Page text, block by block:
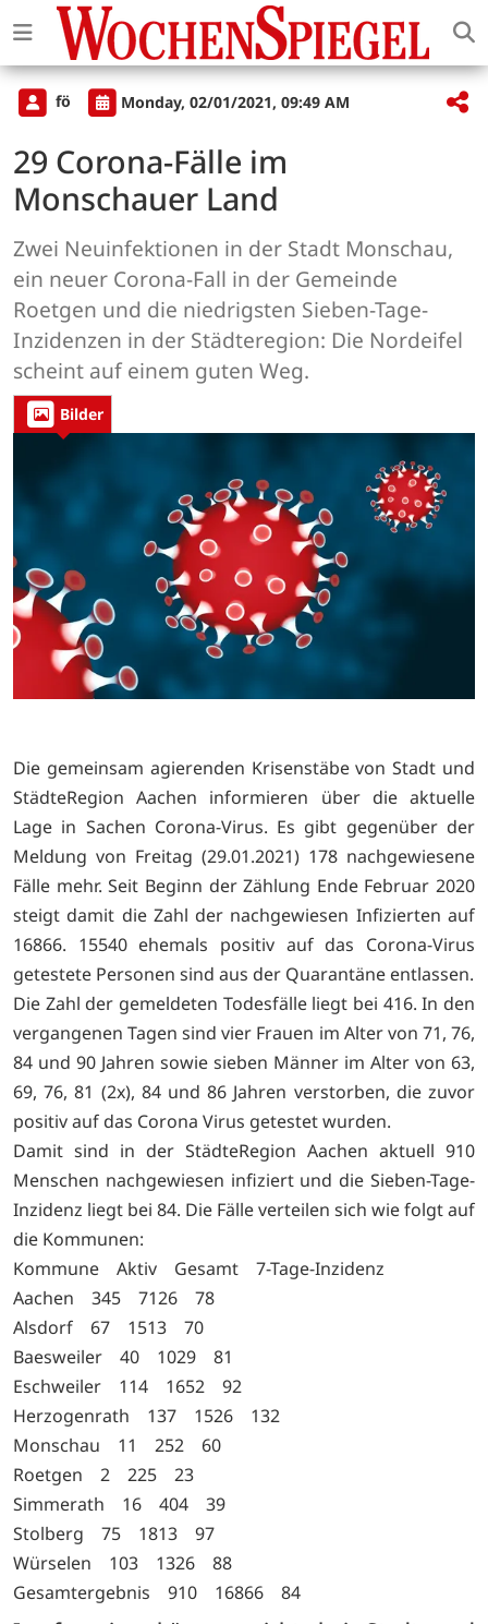
fö Monday, 02/01/2021, 09:49 AM
29 Corona-Fälle im
Monschauer Land
Zwei Neuinfektionen in der Stadt Monschau,
ein neuer Corona-Fall in der Gemeinde
Roetgen und die niedrigsten Sieben-Tage-
Inzidenzen in der Städteregion: Die Nordeifel
scheint auf einem guten Weg.
Bilder
Die gemeinsam agierenden Krisenstäbe von Stadt und
StädteRegion Aachen informieren über die aktuelle
Lage in Sachen Corona-Virus. Es gibt gegenüber der
Meldung von Freitag (29.01.2021) 178 nachgewiesene
Fälle mehr. Seit Beginn der Zählung Ende Februar 2020
steigt damit die Zahl der nachgewiesen Infizierten auf
16866. 15540 ehemals positiv auf das Corona-Virus
getestete Personen sind aus der Quarantäne entlassen.
Die Zahl der gemeldeten Todesfälle liegt bei 416. In den
vergangenen Tagen sind vier Frauen im Alter von 71, 76,
84 und 90 Jahren sowie sieben Männer im Alter von 63,
69, 76, 81 (2x), 84 und 86 Jahren verstorben, die zuvor
positiv auf das Corona Virus getestet wurden.
Damit sind in der StädteRegion Aachen aktuell 910
Menschen nachgewiesen infiziert und die Sieben-Tage-
Inzidenz liegt bei 84. Die Fälle verteilen sich wie folgt auf
die Kommunen:
Kommune Aktiv Gesamt 7-Tage-Inzidenz
Aachen 345 7126 78
Alsdorf 67 1513 70
Baesweiler 40 1029 81
Eschweiler 114 1652 92
Herzogenrath 137 1526 132
Monschau 11 252 60
Roetgen 2 225 23
Simmerath 16 404 39
Stolberg 75 1813 97
Würselen 103 1326 88
Gesamtergebnis 910 16866 84